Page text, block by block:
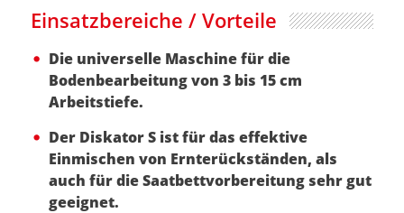
Einsatzbereiche / Vorteile
Die universelle Maschine für die
Bodenbearbeitung von 3 bis 15 cm
Arbeitstiefe.
Der Diskator S ist für das effektive
Einmischen von Ernterückständen, als
auch für die Saatbettvorbereitung sehr gut
geeignet.